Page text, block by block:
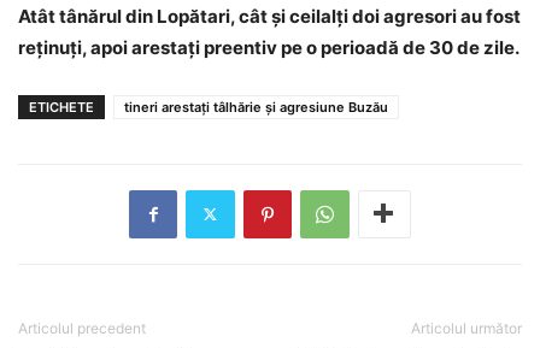
Atât tânărul din Lopătari, cât și ceilalți doi agresori au fost
reținuți, apoi arestați preentiv pe o perioadă de 30 de zile.
ETICHETE tineri arestați tâlhărie și agresiune Buzău
Articolul precedent Articolul următor